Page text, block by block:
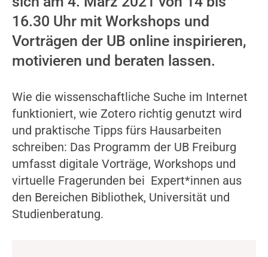
16.30 Uhr mit Workshops und
Vorträgen der UB online inspirieren,
motivieren und beraten lassen.
Wie die wissenschaftliche Suche im Internet
funktioniert, wie Zotero richtig genutzt wird
und praktische Tipps fürs Hausarbeiten
schreiben: Das Programm der UB Freiburg
umfasst digitale Vorträge, Workshops und
virtuelle Fragerunden bei Expert*innen aus
den Bereichen Bibliothek, Universität und
Studienberatung.